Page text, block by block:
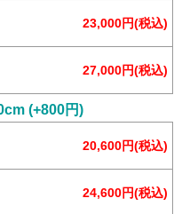
23,000円(税込)
27,000円(税込)
(+800円)
20,600円(税込)
24,600円(税込)